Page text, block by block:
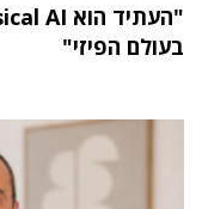
בעולם הפיזי"